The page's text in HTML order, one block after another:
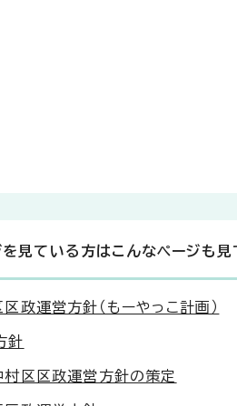
を見ている方はこんなページも見
政運営方針（もーやっこ計画）
針
区区政運営方針の策定